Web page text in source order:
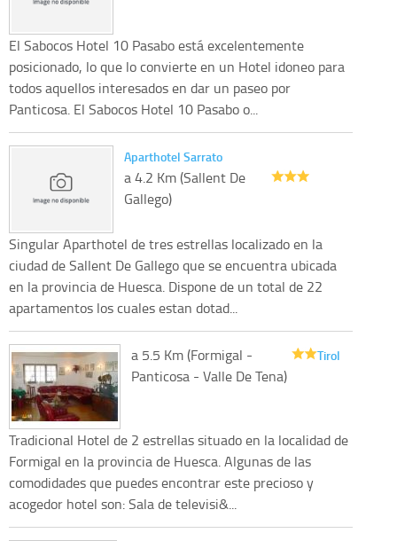
El Sabocos Hotel 10 Pasabo está excelentemente
posicionado, lo que lo convierte en un Hotel idoneo para
todos aquellos interesados en dar un paseo por
Panticosa. El Sabocos Hotel 10 Pasabo o...
Aparthotel Sarrato
a 4.2 Km (Sallent De
Gallego)
Singular Aparthotel de tres estrellas localizado en la
ciudad de Sallent De Gallego que se encuentra ubicada
en la provincia de Huesca. Dispone de un total de 22
apartamentos los cuales estan dotad...
Tirol
a 5.5 Km (Formigal -
Panticosa - Valle De Tena)
Tradicional Hotel de 2 estrellas situado en la localidad de
Formigal en la provincia de Huesca. Algunas de las
comodidades que puedes encontrar este precioso y
acogedor hotel son: Sala de televisi&...